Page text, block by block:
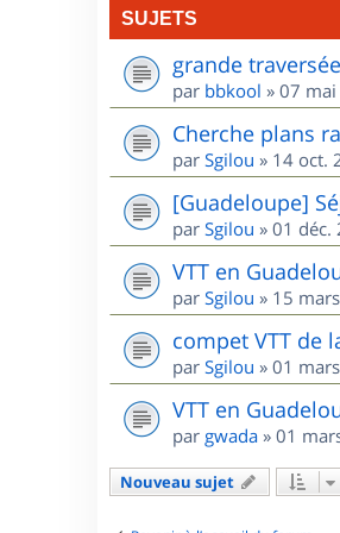
SUJETS
grande
par bbkool » 07
Cherche plans
par Sgilou » 14 oct.
[Guadeloupe]
par Sgilou » 01 déc.
VTT en
par Sgilou » 15
compet VTT de
par Sgilou » 01
VTT en
par gwada » 01
Nouveau sujet